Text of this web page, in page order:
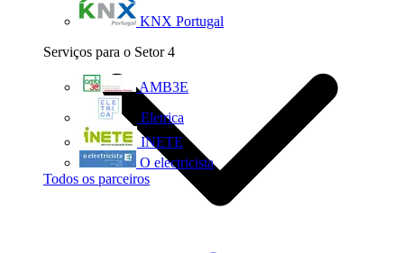
KNX Portugal
Serviços para o Setor 4
AMB3E
Eletrica
INETE
O electricista
Todos os parceiros